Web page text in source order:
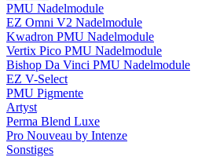
PMU Nadelmodule
EZ Omni V2 Nadelmodule
Kwadron PMU Nadelmodule
Vertix Pico PMU Nadelmodule
Bishop Da Vinci PMU Nadelmodule
EZ V-Select
PMU Pigmente
Artyst
Perma Blend Luxe
Pro Nouveau by Intenze
Sonstiges